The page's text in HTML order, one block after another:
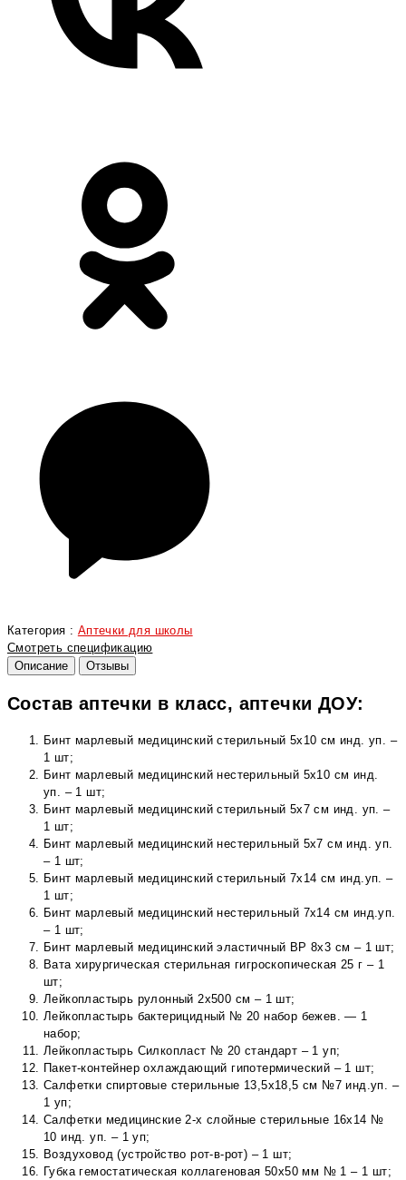
Категория : Аптечки для школы
Смотреть спецификацию
Описание
Отзывы
Состав аптечки в класс, аптечки ДОУ:
Бинт марлевый медицинский стерильный 5х10 см инд. уп. –
1 шт;
Бинт марлевый медицинский нестерильный 5х10 см инд.
уп. – 1 шт;
Бинт марлевый медицинский стерильный 5х7 см инд. уп. –
1 шт;
Бинт марлевый медицинский нестерильный 5х7 см инд. уп.
– 1 шт;
Бинт марлевый медицинский стерильный 7х14 см инд.уп. –
1 шт;
Бинт марлевый медицинский нестерильный 7х14 см инд.уп.
– 1 шт;
Бинт марлевый медицинский эластичный ВР 8х3 см – 1 шт;
Вата хирургическая стерильная гигроскопическая 25 г – 1
шт;
Лейкопластырь рулонный 2х500 см – 1 шт;
Лейкопластырь бактерицидный № 20 набор бежев. — 1
набор;
Лейкопластырь Силкопласт № 20 стандарт – 1 уп;
Пакет-контейнер охлаждающий гипотермический – 1 шт;
Салфетки спиртовые стерильные 13,5х18,5 см №7 инд.уп. –
1 уп;
Салфетки медицинские 2-х слойные стерильные 16х14 №
10 инд. уп. – 1 уп;
Воздуховод (устройство рот-в-рот) – 1 шт;
Губка гемостатическая коллагеновая 50х50 мм № 1 – 1 шт;